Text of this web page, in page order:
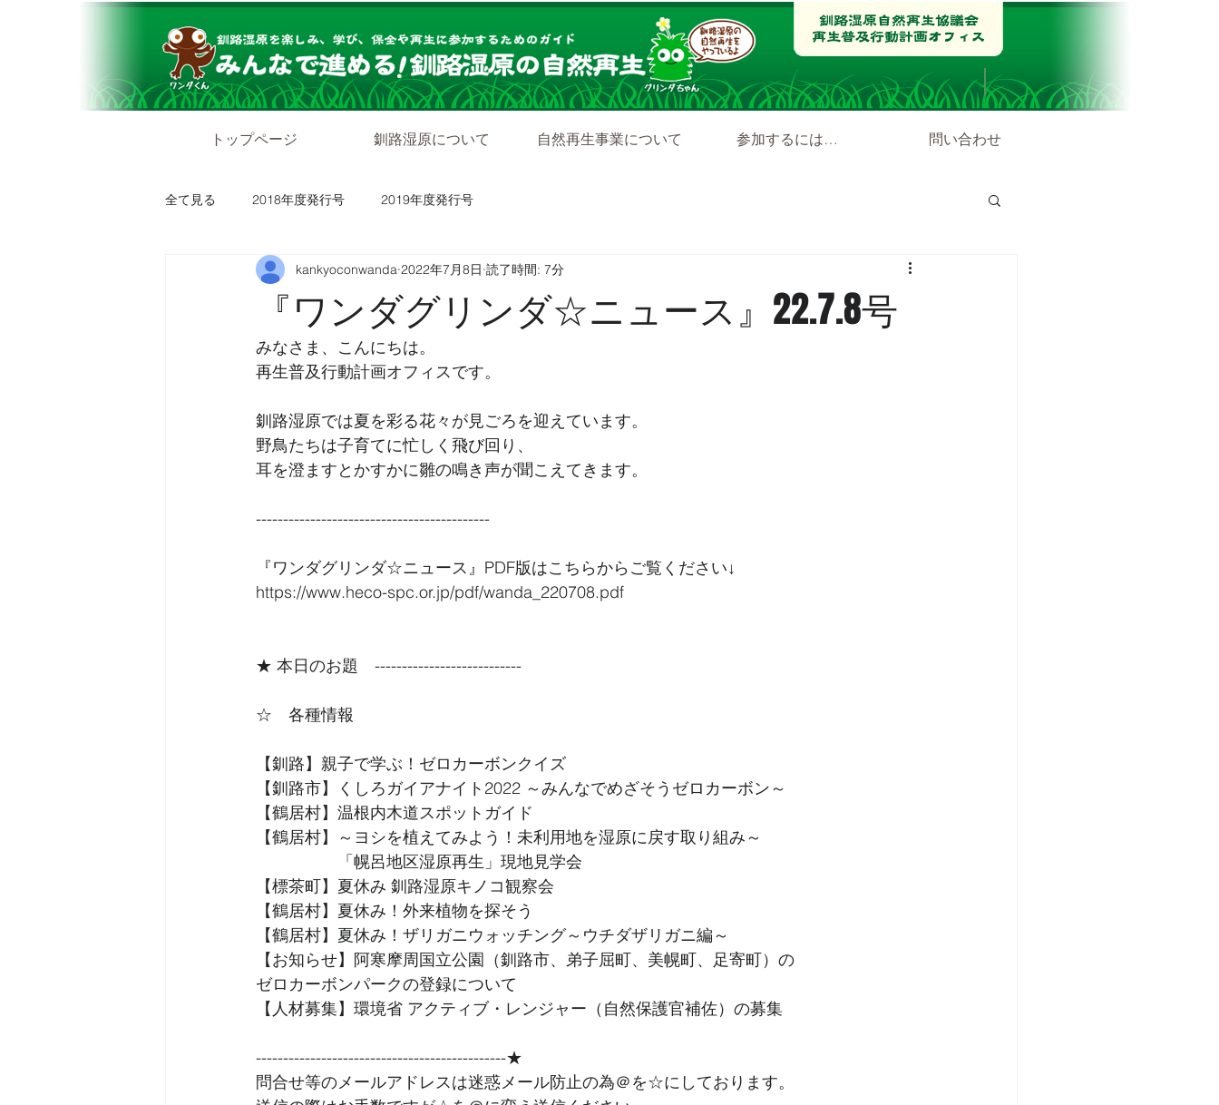
トップページ 釧路湿原について 自然再生事業について 参加するには… 問い合わせ
全て見る 2018年度発行号 2019年度発行号
『ワンダグリンダ☆ニュース』22.7.8号
kankyoconwanda 2022年7月8日 読了時間: 7分
みなさま、こんにちは。
再生普及行動計画オフィスです。
釧路湿原では夏を彩る花々が見ごろを迎えています。
野鳥たちは子育てに忙しく飛び回り、
耳を澄ますとかすかに雛の鳴き声が聞こえてきます。
-------------------------------------------
『ワンダグリンダ☆ニュース』PDF版はこちらからご覧ください↓
https://www.heco-spc.or.jp/pdf/wanda_220708.pdf
★ 本日のお題　---------------------------
☆　各種情報
【釧路】親子で学ぶ！ゼロカーボンクイズ
【釧路市】くしろガイアナイト2022 ～みんなでめざそうゼロカーボン～
【鶴居村】温根内木道スポットガイド
【鶴居村】～ヨシを植えてみよう！未利用地を湿原に戻す取り組み～
「幌呂地区湿原再生」現地見学会
【標茶町】夏休み 釧路湿原キノコ観察会
【鶴居村】夏休み！外来植物を探そう
【鶴居村】夏休み！ザリガニウォッチング～ウチダザリガニ編～
【お知らせ】阿寒摩周国立公園（釧路市、弟子屈町、美幌町、足寄町）の
ゼロカーボンパークの登録について
【人材募集】環境省 アクティブ・レンジャー（自然保護官補佐）の募集
----------------------------------------------★
問合せ等のメールアドレスは迷惑メール防止の為＠を☆にしております。